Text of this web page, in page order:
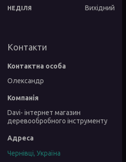
НЕДІЛЯ Вихідний
Контакти
Олександр
Davi- інтернет магазин
деревообробного інструменту
Чернівці, Україна